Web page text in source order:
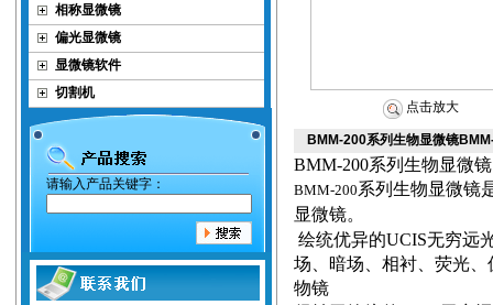
相称显微镜
偏光显微镜
显微镜软件
切割机
请输入产品关键字：
点击放大
BMM-200系列生物显微镜
BMM-200系列生物显微镜
BMM-200系列生物显微镜
显微镜。
绘统优异的UCIS无穷远
场、暗场、相衬、荧光
物镜